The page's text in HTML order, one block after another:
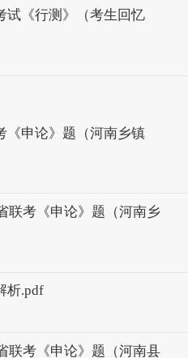
试《行测》（考生回忆
《申论》题（河南乡镇
联考《申论》题（河南乡
析.pdf
联考《申论》题（河南县